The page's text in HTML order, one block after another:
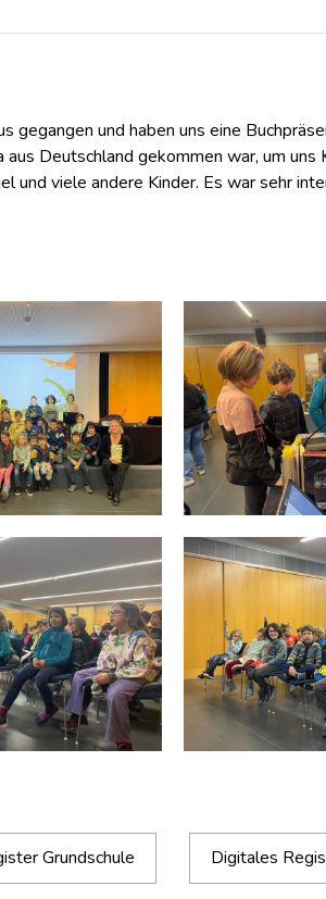
und haben uns eine
Deutschland gekommen war, um
und viele andere Kinder. Es war sehr
Grundschule Digitales